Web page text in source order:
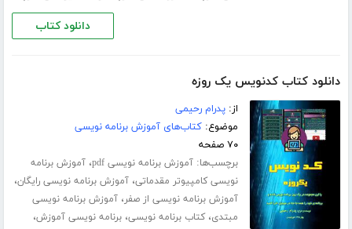
دانلود کتاب
دانلود کتاب کدنویس یک روزه
از:پدرام رحیمی
موضوع:کتاب‌های آموزش برنامه نویسی
۷۰ صفحه
برچسب‌ها:آموزش برنامه نویسی pdf ،آموزش برنامه
نویسی کامپیوتر مقدماتی،آموزش برنامه نویسی رایگان،
آموزش برنامه نویسی از صفر،آموزش برنامه نویسی
مبتدی،کتاب برنامه نویسی،برنامه نویسی آموزش،